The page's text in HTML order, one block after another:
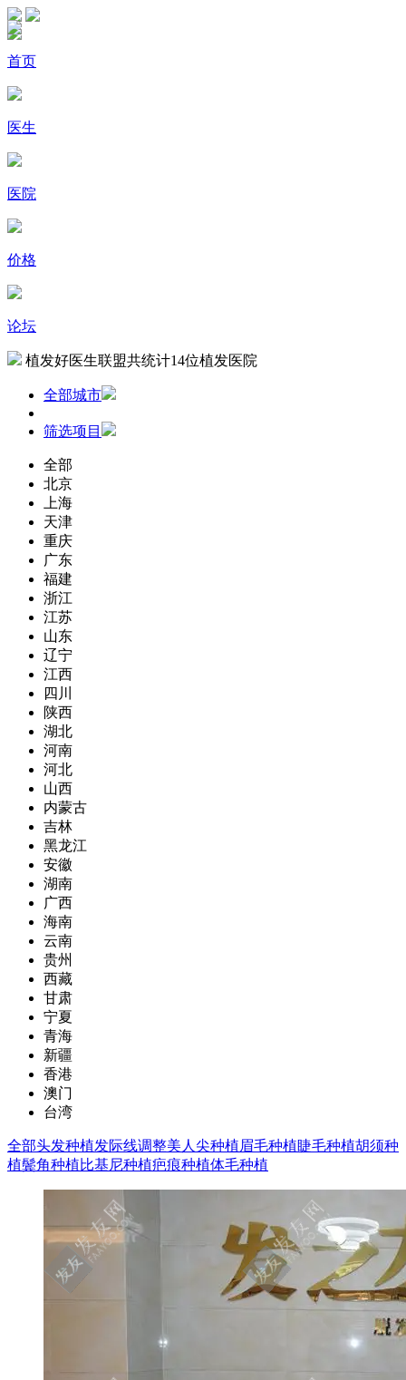
首页
医生
医院
价格
论坛
植发好医生联盟共统计14位植发医院
全部城市
筛选项目
全部
北京
上海
天津
重庆
广东
福建
浙江
江苏
山东
辽宁
江西
四川
陕西
湖北
河南
河北
山西
内蒙古
吉林
黑龙江
安徽
湖南
广西
海南
云南
贵州
西藏
甘肃
宁夏
青海
新疆
香港
澳门
台湾
全部头发种植发际线调整美人尖种植眉毛种植睫毛种植胡须种
植鬓角种植比基尼种植疤痕种植体毛种植